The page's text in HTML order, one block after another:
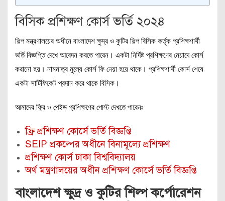
বিসিক প্রশিক্ষণ কোর্স ভর্তি ২০২৪
শিল্প মন্ত্রণালয়ের অধীনে বাংলাদেশ ক্ষুদ্র ও কুটির শিল্প বিসিক কর্তৃক প্রশিক্ষণার্থী
ভর্তি বিজ্ঞপ্তি দেখে আবেদন করতে পারেন। একটা নির্দিষ্ট প্রশিক্ষণের মেয়াদে কোর্স
করানো হয়। নামমাত্র মুল্যে কোর্স ফি নেয়া হয়ে থাকে। প্রশিক্ষণার্থী কোর্স শেষে
একটা সার্টিফিকেট প্রদান করে থাকে বিসিক।
আমাদের ফ্রি ও পেইড প্রশিক্ষণের পোস্ট দেখতে পারেনঃ
ফ্রি প্রশিক্ষণ কোর্সে ভর্তি বিজ্ঞপ্তি
SEIP প্রকল্পের অধীনে বিনামূল্যে প্রশিক্ষণ
প্রশিক্ষণ কোর্স ঢাকা বিশ্ববিদ্যালয়
অর্থ মন্ত্রণালয়ের অধীন প্রশিক্ষণ কোর্সে ভর্তি বিজ্ঞপ্তি
বাংলাদেশ ক্ষুদ্র ও কুটির শিল্প কর্পোরেশন